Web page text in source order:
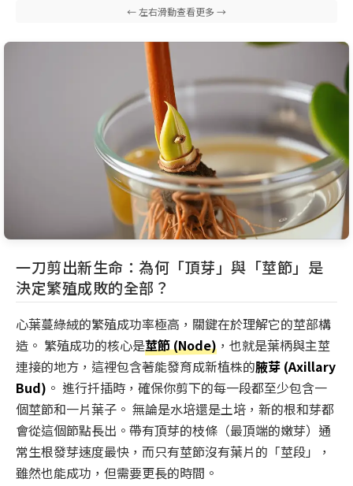
一刀剪出新生命：為何「頂芽」與「莖節」是
決定繁殖成敗的全部？
心葉蔓綠絨的繁殖成功率極高，關鍵在於理解它的莖部構
造。 繁殖成功的核心是莖節 (Node) ，也就是葉柄與主莖
連接的地方，這裡包含著能發育成新植株的腋芽 (Axillary
Bud) 。 進行扦插時，確保你剪下的每一段都至少包含一
個莖節和一片葉子。 無論是水培還是土培，新的根和芽都
會從這個節點長出。帶有頂芽的枝條（最頂端的嫩芽）通
常生根發芽速度最快，而只有莖節沒有葉片的「莖段」，
雖然也能成功，但需要更長的時間。